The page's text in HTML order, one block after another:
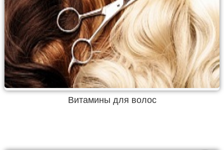
Витамины для волос